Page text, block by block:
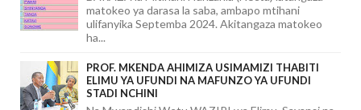
matokeo ya darasa la saba, ambapo mtihani
ulifanyika Septemba 2024. Akitangaza matokeo
ha...
PROF. MKENDA AHIMIZA USIMAMIZI THABITI
ELIMU YA UFUNDI NA MAFUNZO YA UFUNDI
STADI NCHINI